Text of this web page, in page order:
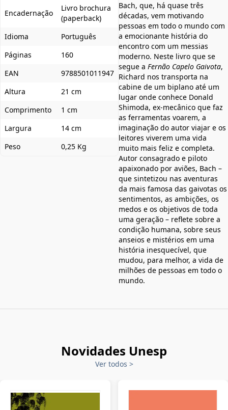
Encadernação
Livro brochura
(paperback)
Idioma
Português
Páginas
160
EAN
9788501011947
Altura
21 cm
Comprimento
1 cm
Largura
14 cm
Peso
0,25 Kg
Bach, que, há quase três
décadas, vem motivando
pessoas em todo o mundo com
a emocionante história do
encontro com um messias
moderno. Neste livro que se
segue a Fernão Capelo Gaivota,
Richard nos transporta na
cabine de um biplano até um
lugar onde conhece Donald
Shimoda, ex-mecânico que faz
as ferramentas voarem, a
imaginação do autor viajar e os
leitores viverem uma vida
muito mais feliz e completa.
Autor consagrado e piloto
apaixonado por aviões, Bach –
que sintetizou nas aventuras
da mais famosa das gaivotas os
sentimentos, as ambições, os
medos e os objetivos de toda
uma geração – reflete sobre a
condição humana, sobre seus
anseios e mistérios em uma
história inesquecível, que
mudou, para melhor, a vida de
milhões de pessoas em todo o
mundo.
Novidades Unesp
Ver todos >